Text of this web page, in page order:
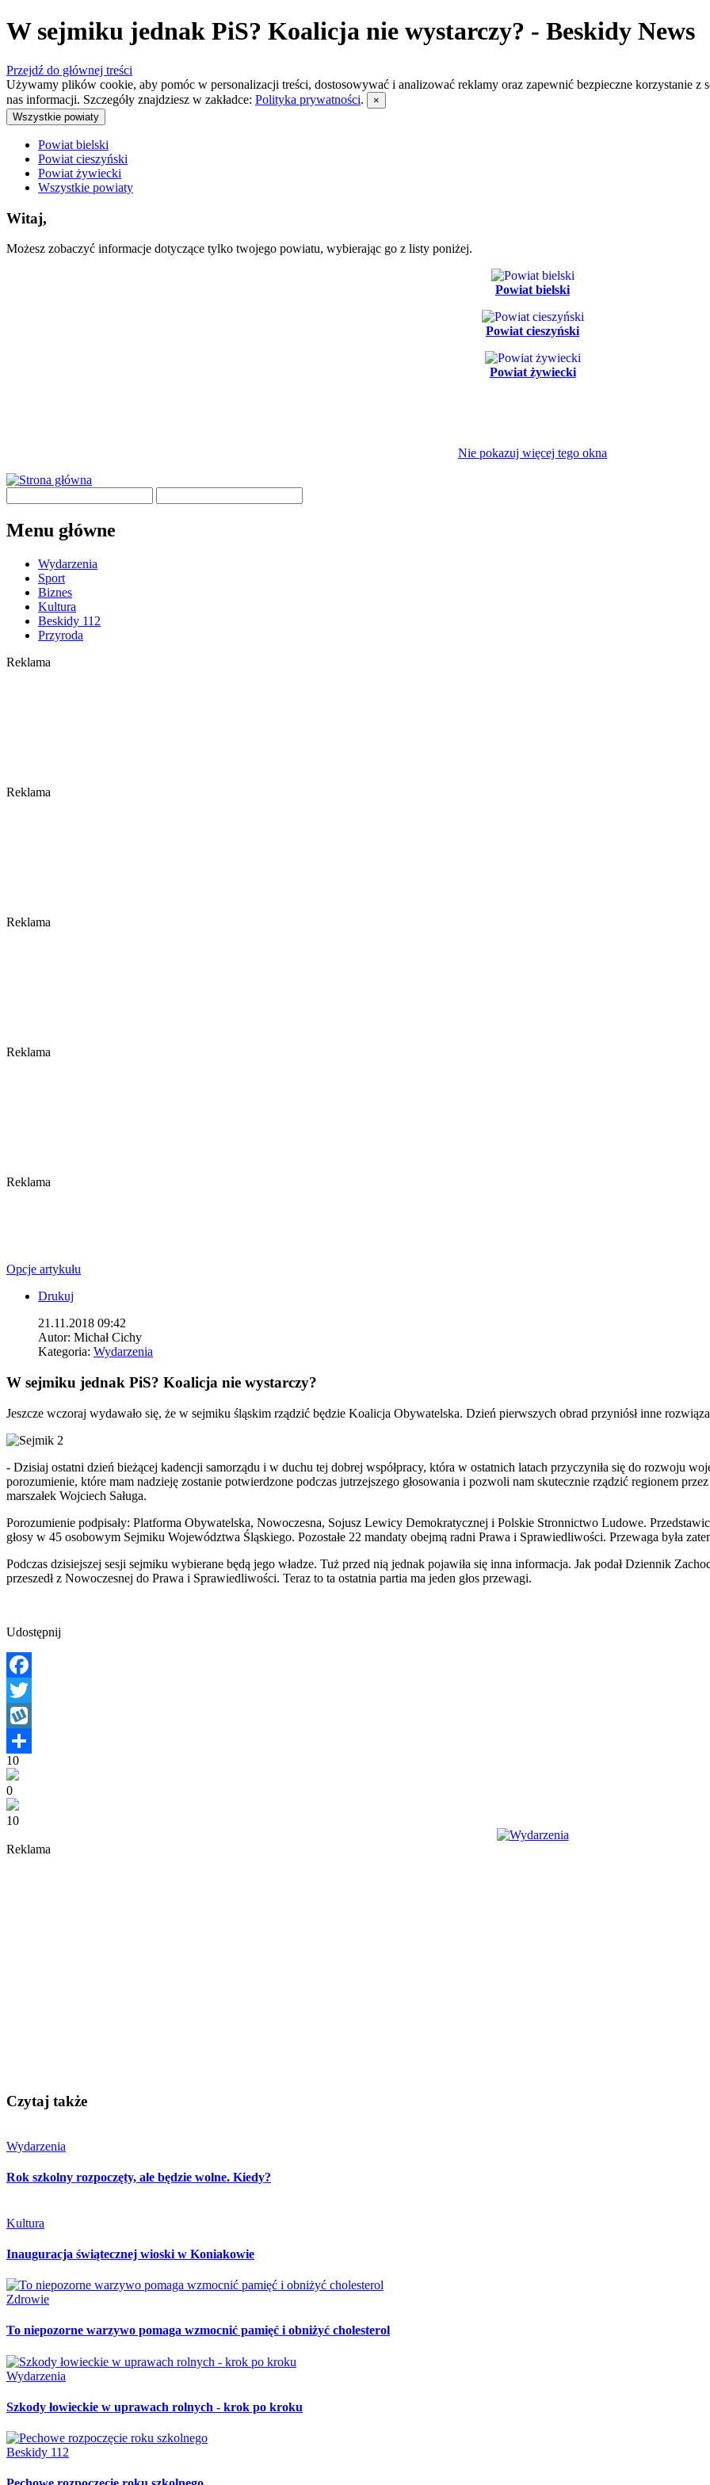
W sejmiku jednak PiS? Koalicja nie wystarczy? - Beskidy News
Przejdź do głównej treści
Używamy plików cookie, aby pomóc w personalizacji treści, dostosowywać i analizować reklamy oraz zapewnić bezpieczne korzystanie z
nas informacji. Szczegóły znajdziesz w zakładce: Polityka prywatności.
×
Wszystkie powiaty
Powiat bielski
Powiat cieszyński
Powiat żywiecki
Wszystkie powiaty
Witaj,
Możesz zobaczyć informacje dotyczące tylko twojego powiatu, wybierając go z listy poniżej.
Powiat bielski
Powiat cieszyński
Powiat żywiecki
Nie pokazuj więcej tego okna
Menu główne
Wydarzenia
Sport
Biznes
Kultura
Beskidy 112
Przyroda
Reklama
Reklama
Reklama
Reklama
Reklama
Opcje artykułu
Drukuj
21.11.2018 09:42
Autor: Michał Cichy
Kategoria: Wydarzenia
W sejmiku jednak PiS? Koalicja nie wystarczy?
Jeszcze wczoraj wydawało się, że w sejmiku śląskim rządzić będzie Koalicja Obywatelska. Dzień pierwszych obrad przyniósł inne
- Dzisiaj ostatni dzień bieżącej kadencji samorządu i w duchu tej dobrej współpracy, która w ostatnich latach przyczyniła się do rozwoju
porozumienie, które mam nadzieję zostanie potwierdzone podczas jutrzejszego głosowania i pozwoli nam skutecznie rządzić regionem
marszałek Wojciech Saługa.
Porozumienie podpisały: Platforma Obywatelska, Nowoczesna, Sojusz Lewicy Demokratycznej i Polskie Stronnictwo Ludowe.
głosy w 45 osobowym Sejmiku Województwa Śląskiego. Pozostałe 22 mandaty obejmą radni Prawa i Sprawiedliwości. Przewaga była
Podczas dzisiejszej sesji sejmiku wybierane będą jego władze. Tuż przed nią jednak pojawiła się inna informacja. Jak podał Dziennik
przeszedł z Nowoczesnej do Prawa i Sprawiedliwości. Teraz to ta ostatnia partia ma jeden głos przewagi.
Udostępnij
Facebook
Twitter
Wykop
Share
10
0
10
Reklama
Czytaj także
Wydarzenia
Rok szkolny rozpoczęty, ale będzie wolne. Kiedy?
Kultura
Inauguracja świątecznej wioski w Koniakowie
Zdrowie
To niepozorne warzywo pomaga wzmocnić pamięć i obniżyć cholesterol
Wydarzenia
Szkody łowieckie w uprawach rolnych - krok po kroku
Beskidy 112